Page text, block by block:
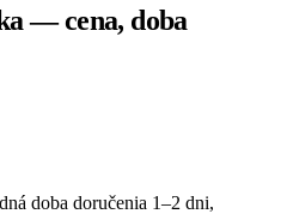
— cena, doba
doba doručenia 1–2 dni,